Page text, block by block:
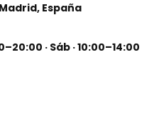
España
· Sáb · 10:00–14:00